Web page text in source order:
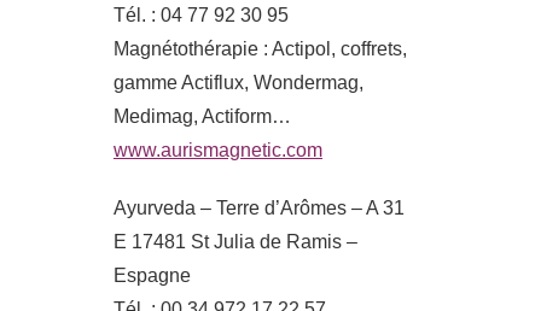
Tél. : 04 77 92 30 95
Magnétothérapie : Actipol, coffrets,
gamme Actiflux, Wondermag,
Medimag, Actiform…
www.aurismagnetic.com
Ayurveda – Terre d’Arômes – A 31
E 17481 St Julia de Ramis –
Espagne